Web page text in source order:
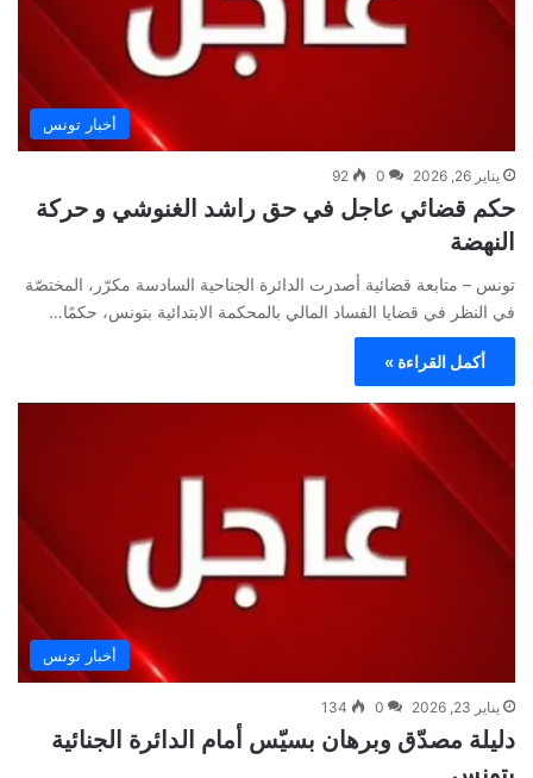
أخبار تونس
يناير 26, 2026 0
92
حكم قضائي عاجل في حق راشد الغنوشي و حركة
النهضة
تونس – متابعة قضائية أصدرت الدائرة الجناحية السادسة مكرّر، المختصّة
في النظر في قضايا الفساد المالي بالمحكمة الابتدائية بتونس، حكمًا…
أكمل القراءة »
أخبار تونس
يناير 23, 2026 0
134
دليلة مصدّق وبرهان بسيّس أمام الدائرة الجنائية